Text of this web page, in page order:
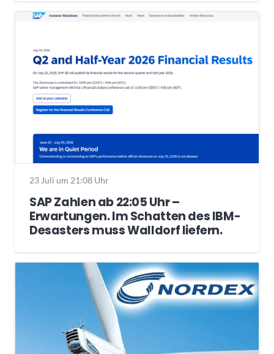
23 Juli um 21:08 Uhr
SAP Zahlen ab 22:05 Uhr –
Erwartungen. Im Schatten des IBM-
Desasters muss Walldorf liefern.